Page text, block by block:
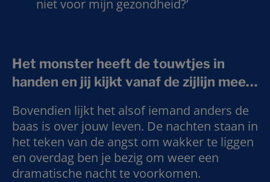
niet voor mijn gezondheid?’
Het monster heeft de touwtjes in
handen en jij kijkt vanaf de zijlijn mee…
Bovendien lijkt het alsof iemand anders de
baas is over jouw leven. De nachten staan in
het teken van de angst om wakker te liggen
en overdag ben je bezig om weer een
dramatische nacht te voorkomen.